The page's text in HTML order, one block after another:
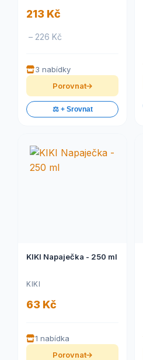
213 Kč
– 226 Kč
3 nabídky
Porovnat
⚖️ + Srovnat
KIKI Napaječka - 250 ml
KIKI
63 Kč
1 nabídka
Porovnat